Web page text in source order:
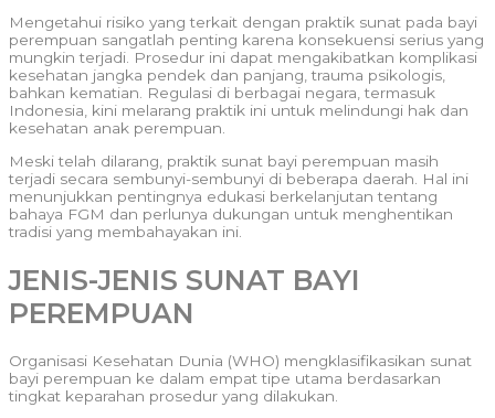
Mengetahui risiko yang terkait dengan praktik sunat pada bayi
perempuan sangatlah penting karena konsekuensi serius yang
mungkin terjadi. Prosedur ini dapat mengakibatkan komplikasi
kesehatan jangka pendek dan panjang, trauma psikologis,
bahkan kematian. Regulasi di berbagai negara, termasuk
Indonesia, kini melarang praktik ini untuk melindungi hak dan
kesehatan anak perempuan.
Meski telah dilarang, praktik sunat bayi perempuan masih
terjadi secara sembunyi-sembunyi di beberapa daerah. Hal ini
menunjukkan pentingnya edukasi berkelanjutan tentang
bahaya FGM dan perlunya dukungan untuk menghentikan
tradisi yang membahayakan ini.
JENIS-JENIS SUNAT BAYI
PEREMPUAN
Organisasi Kesehatan Dunia (WHO) mengklasifikasikan sunat
bayi perempuan ke dalam empat tipe utama berdasarkan
tingkat keparahan prosedur yang dilakukan.